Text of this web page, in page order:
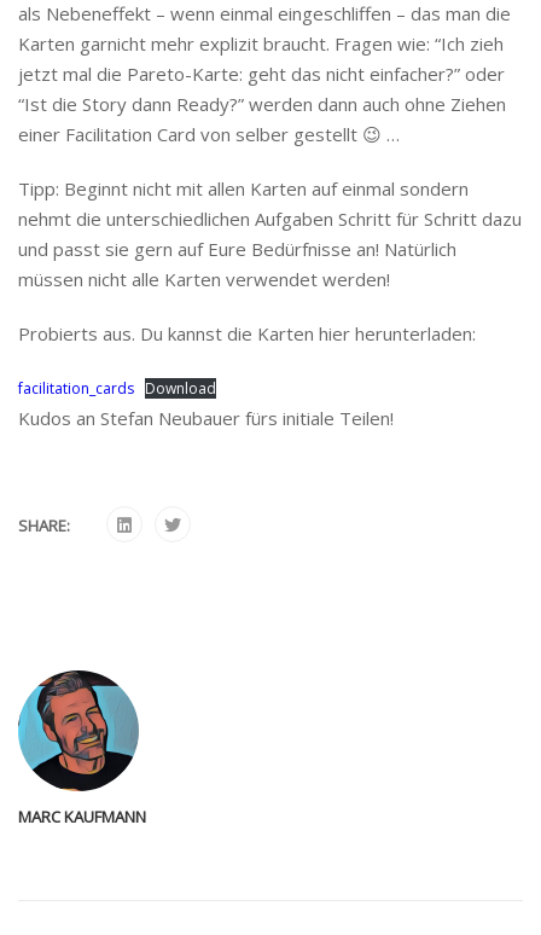
als Nebeneffekt – wenn einmal eingeschliffen – das man die
Karten garnicht mehr explizit braucht. Fragen wie: “Ich zieh
jetzt mal die Pareto-Karte: geht das nicht einfacher?” oder
“Ist die Story dann Ready?” werden dann auch ohne Ziehen
einer Facilitation Card von selber gestellt 😉 …
Tipp: Beginnt nicht mit allen Karten auf einmal sondern
nehmt die unterschiedlichen Aufgaben Schritt für Schritt dazu
und passt sie gern auf Eure Bedürfnisse an! Natürlich
müssen nicht alle Karten verwendet werden!
Probierts aus. Du kannst die Karten hier herunterladen:
facilitation_cards Download
Kudos an Stefan Neubauer fürs initiale Teilen!
SHARE:
MARC KAUFMANN